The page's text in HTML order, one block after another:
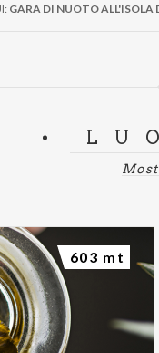
GARA DI NUOTO ALL'ISOLA
603 mt